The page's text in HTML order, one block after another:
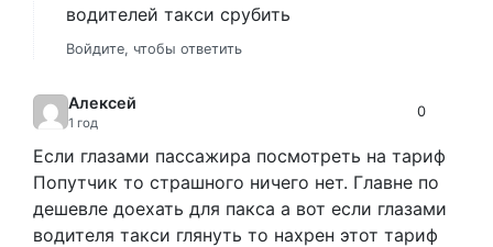
водителей такси срубить
Войдите, чтобы ответить
Алексей
1 год
0
Если глазами пассажира посмотреть на тариф
Попутчик то страшного ничего нет. Главне по
дешевле доехать для пакса а вот если глазами
водителя такси глянуть то нахрен этот тариф